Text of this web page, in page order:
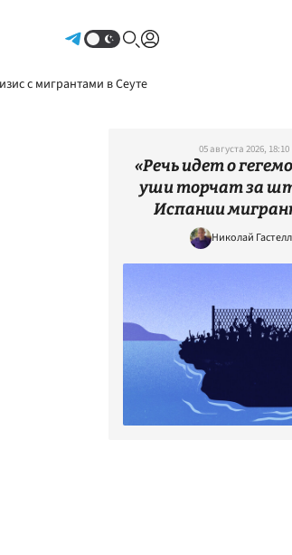
с мигрантами в Сеуте
05 августа 2026, 18:10
«Речь идет о
уши торчат за
Испании
Николай